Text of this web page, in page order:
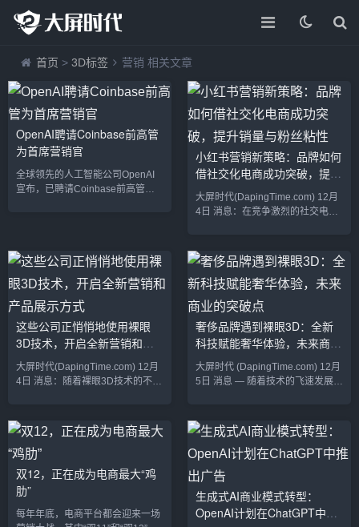
首页 > 3D标签 营销 相关文章
OpenAI聘请Coinbase前高管
为首席营销官
全球领先的人工智能公司OpenAI
宣布，已聘请Coinbase前高管凯
步推动市场扩展和强化品牌影响力
的重要举措。凯瑟琳·华尔曾在加密
货币交易平台Coinbase担任高级
营销职位，带领公司成功提升品牌
认知度，并推动了多个战略营销项
目的实施。她在区块链和金融科技
领...
小红书营销新策略：品牌如何
借社交化电商成功突破，提升
销量与粉丝粘性
大屏时代(DapingTime.com) 12月
4日 消息：在竞争激烈的社交电商
阵地。近期，多家品牌通过精心设
计的营销方案，在小红书平台上实
现了品牌曝光、销量增长和用户粘
性提升的目标，成功借力这一平台
突破了“过气”困境，打造出持续火
爆的市场表现。社交电商优势助力
品牌突破小红书独特的社交电商性
影响力。通过UGC...
这些公司正悄悄地使用裸眼
3D技术，开启全新营销和产
品展示方式
大屏时代(DapingTime.com) 12月
4日 消息：随着裸眼3D技术的不断
广告营销和用户体验中。这项创新
技术不仅改变了消费者与品牌的互
动方式，也为公司带来了全新的营
销机遇和销售增长点。尽管许多消
费者可能还没有完全意识到这一变
化，但裸眼3D技术正悄悄地在各个
行业中蓬勃发展，尤其在科技、家
奢侈品牌遇到裸眼3D：全新
科技赋能奢华体验，未来商业
的突破点
大屏时代 (DapingTime.com) 12月
5日 消息 — 随着技术的飞速发展，
娱乐领域。对于奢侈品牌而言，裸
眼3D作为一种创新的展示方式，正
逐步成为提升品牌体验、增强消费
者互动、扩大市场影响力的新利
器。如今，奢侈品牌正与裸眼3D技
术发生越来越多的碰撞，探索如何
将这一前沿技术融入到高端产品展
双12，正在成为电商最大“鸡
肋”
每年年底，电商平台都会迎来一场
生成式AI商业模式转型：
OpenAI计划在ChatGPT中推